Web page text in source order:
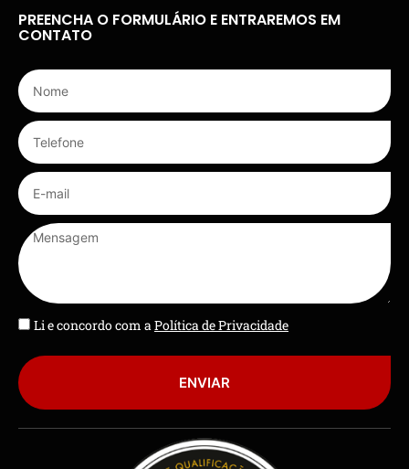
PREENCHA O FORMULÁRIO E ENTRAREMOS EM
CONTATO
Li e concordo com aPolítica de Privacidade
ENVIAR